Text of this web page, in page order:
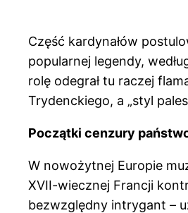
Część kardynałów
popularnej legendy,
rolę odegrał tu raczej
Trydenckiego, a „styl
Początki cenzury
W nowożytnej Europie
XVII-wiecznej Francji
bezwzględny intrygant –